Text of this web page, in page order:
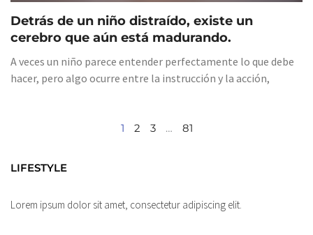
Detrás de un niño distraído, existe un
cerebro que aún está madurando.
A veces un niño parece entender perfectamente lo que debe
hacer, pero algo ocurre entre la instrucción y la acción,
1 2 3 … 81
LIFESTYLE
Lorem ipsum dolor sit amet, consectetur adipiscing elit.